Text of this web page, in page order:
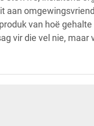
aan
van hoë
vir die vel nie, maar